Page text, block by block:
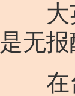
大英
是无报
在台